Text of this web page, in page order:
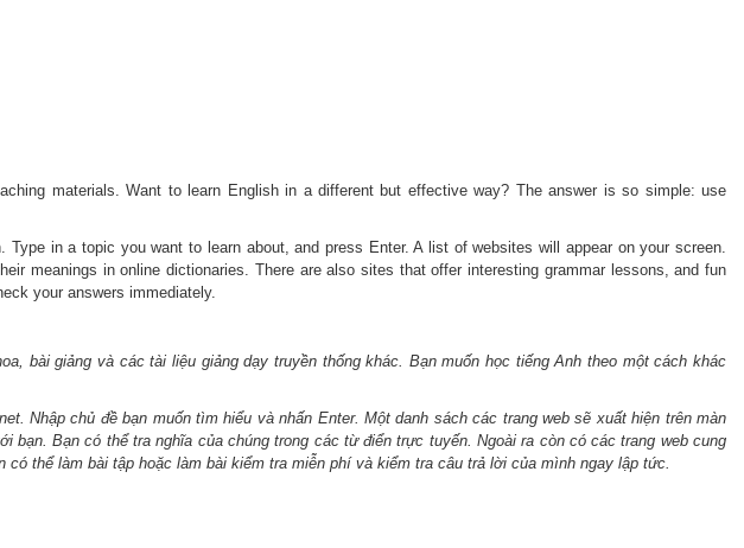
materials. Want to learn English in a different but effective way? The answer is so simple: use
in a topic you want to learn about, and press Enter. A list of websites will appear on your screen.
meanings in online dictionaries. There are also sites that offer interesting grammar lessons, and fun
your answers immediately.
bài giảng và các tài liệu giảng dạy truyền thống khác. Bạn muốn học tiếng Anh theo một cách khác
Nhập chủ đề bạn muốn tìm hiểu và nhấn Enter. Một danh sách các trang web sẽ xuất hiện trên màn
Bạn có thể tra nghĩa của chúng trong các từ điển trực tuyến. Ngoài ra còn có các trang web cung
thể làm bài tập hoặc làm bài kiểm tra miễn phí và kiểm tra câu trả lời của mình ngay lập tức.